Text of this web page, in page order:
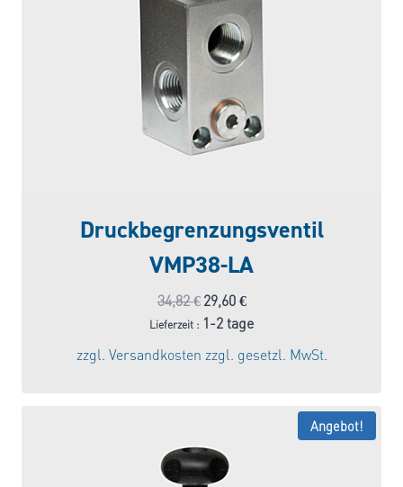
Druckbegrenzungsventil
VMP38-LA
34,82€ Ursprünglicher
Preis
war:
34,82 €
29,60 €Aktueller
Preis
Lieferzeit : 1-2 tage
zzgl. Versandkosten zzgl. gesetzl. MwSt.
Angebot!